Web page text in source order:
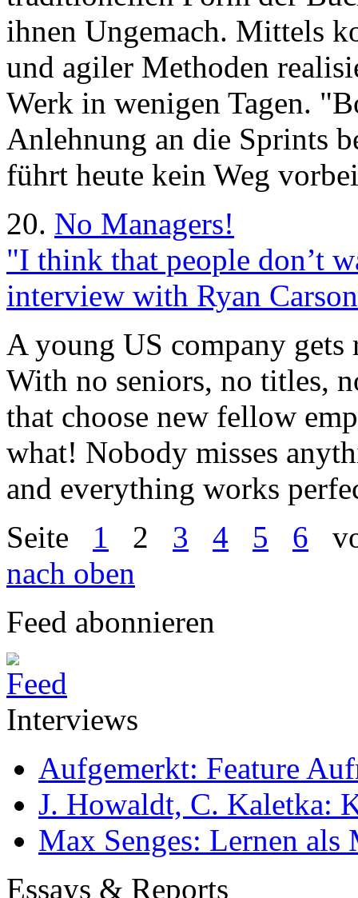
ihnen Ungemach. Mittels
und agiler Methoden
Werk in wenigen Tagen.
Anlehnung an die Sprints
führt heute kein Weg
20. No Managers!
"I think that people don’t
interview with Ryan
A young US company
With no seniors, no titles,
that choose new fellow
what! Nobody misses
and everything works
Seite 1 2 3 4 5 6
nach oben
Feed abonnieren
Interviews
Aufgemerkt: Feature
J. Howaldt, C. Kaletka:
Max Senges: Lernen als
Essays & Reports